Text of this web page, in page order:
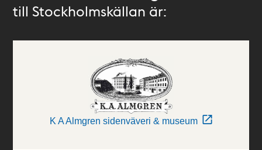
till Stockholmskällan är:
K A Almgren sidenväveri & museum